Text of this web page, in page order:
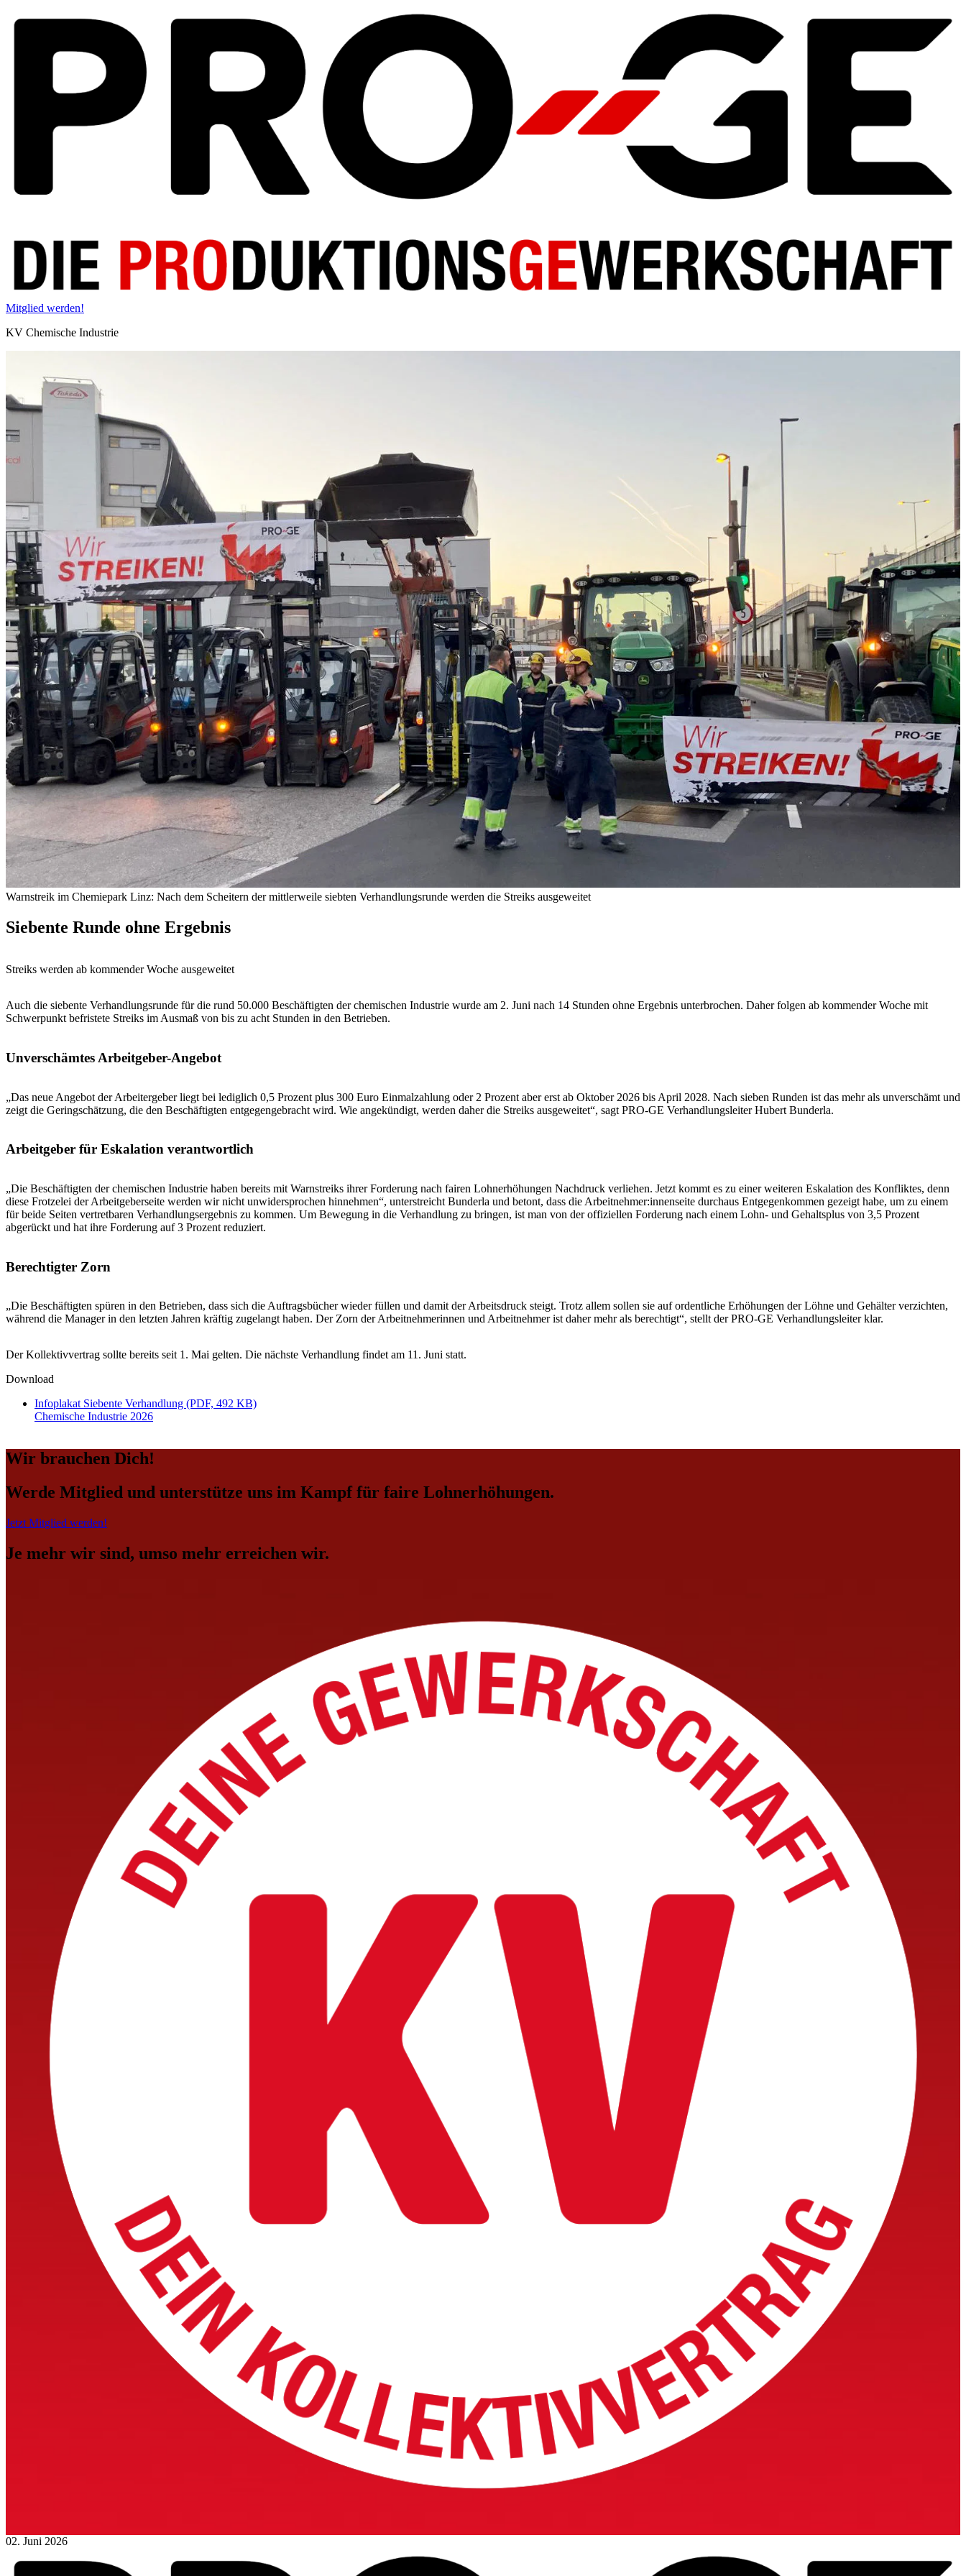
Mitglied werden!
KV Chemische Industrie
Warnstreik im Chemiepark Linz: Nach dem Scheitern der mittlerweile siebten Verhandlungsrunde werden die Streiks ausgeweitet
Siebente Runde ohne Ergebnis
Streiks werden ab kommender Woche ausgeweitet
Auch die siebente Verhandlungsrunde für die rund 50.000 Beschäftigten der chemischen Industrie wurde am 2. Juni nach 14 Stunden ohne Ergebnis unterbrochen. Daher folgen ab kommender Woche mit
Schwerpunkt befristete Streiks im Ausmaß von bis zu acht Stunden in den Betrieben.
Unverschämtes Arbeitgeber-Angebot
„Das neue Angebot der Arbeitergeber liegt bei lediglich 0,5 Prozent plus 300 Euro Einmalzahlung oder 2 Prozent aber erst ab Oktober 2026 bis April 2028. Nach sieben Runden ist das mehr als unverschämt und
zeigt die Geringschätzung, die den Beschäftigten entgegengebracht wird. Wie angekündigt, werden daher die Streiks ausgeweitet“, sagt PRO-GE Verhandlungsleiter Hubert Bunderla.
Arbeitgeber für Eskalation verantwortlich
„Die Beschäftigten der chemischen Industrie haben bereits mit Warnstreiks ihrer Forderung nach fairen Lohnerhöhungen Nachdruck verliehen. Jetzt kommt es zu einer weiteren Eskalation des Konfliktes, denn
diese Frotzelei der Arbeitgeberseite werden wir nicht unwidersprochen hinnehmen“, unterstreicht Bunderla und betont, dass die Arbeitnehmer:innenseite durchaus Entgegenkommen gezeigt habe, um zu einem
für beide Seiten vertretbaren Verhandlungsergebnis zu kommen. Um Bewegung in die Verhandlung zu bringen, ist man von der offiziellen Forderung nach einem Lohn- und Gehaltsplus von 3,5 Prozent
abgerückt und hat ihre Forderung auf 3 Prozent reduziert.
Berechtigter Zorn
„Die Beschäftigten spüren in den Betrieben, dass sich die Auftragsbücher wieder füllen und damit der Arbeitsdruck steigt. Trotz allem sollen sie auf ordentliche Erhöhungen der Löhne und Gehälter verzichten,
während die Manager in den letzten Jahren kräftig zugelangt haben. Der Zorn der Arbeitnehmerinnen und Arbeitnehmer ist daher mehr als berechtigt“, stellt der PRO-GE Verhandlungsleiter klar.
Der Kollektivvertrag sollte bereits seit 1. Mai gelten. Die nächste Verhandlung findet am 11. Juni statt.
Download
Infoplakat Siebente Verhandlung (PDF, 492 KB)
Chemische Industrie 2026
Wir brauchen Dich!
Werde Mitglied und unterstütze uns im Kampf für faire Lohnerhöhungen.
Jetzt Mitglied werden!
Je mehr wir sind, umso mehr erreichen wir.
02. Juni 2026